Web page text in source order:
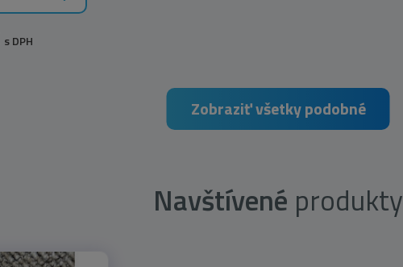
s DPH
Zobraziť všetky podobné
Navštívené produkty